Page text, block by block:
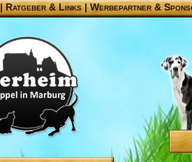
|Ratgeber & Links|Werbepartner &